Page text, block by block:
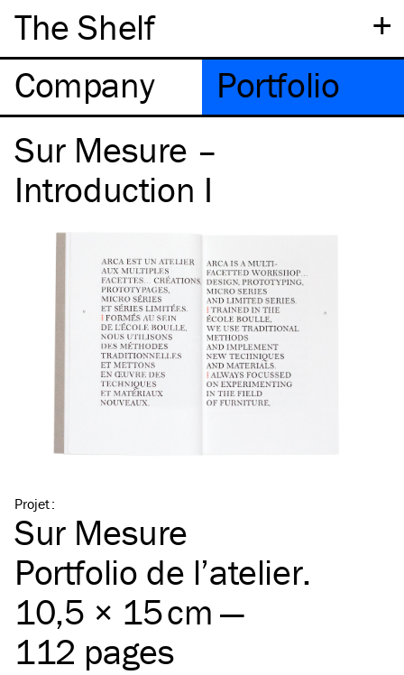
+
The Shelf
Company
Portfolio
Sur Mesure –
Introduction I
Projet:
Sur Mesure
Portfolio de l’atelier.
10,5 × 15 cm —
112 pages